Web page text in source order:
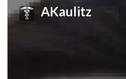
AKaulitz